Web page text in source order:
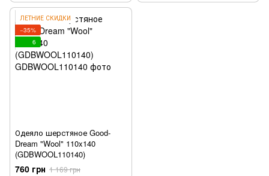
ЛЕТНИЕ СКИДКИ
−35%
6
Одеяло шерстяное Good-
Dream "Wool" 110x140
(GDBWOOL110140)
760 грн 1 169 грн